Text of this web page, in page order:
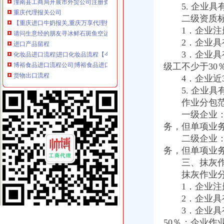
【重庆进口牛奶报关,重庆万享代理报关】-江北寸滩易登网
请问生意经的朋友寻冰鲜石斑鱼空运进口重庆口岸的报关报检代理公司
进口产品留程
化妆品进口流程|进口化妆品流程【今日推荐网】
博裕食品进口流程公司|博裕食品进口流程公司网站
货物出口流程
货物出口操作流程_中华文本库
海运货物具体出口流程-物流论坛-福步外贸论坛（FOBBusiness
出口代理公司
中国进出口代理网-进出口代理外贸综合服务平台
进口代理_进口代理公司_出口代理_出口代理公司_宁波瓯伟嘉工贸有限
海关物流公司
润衡海关物流管理系统【价格,厂家,求购,什麽品牌好】-中国制造
.润衡海关物流管理系统_企业管理软件吧_百度贴吧
海关清关公司
[华东]急！！！我的进口清关公司被海关查封了,怎么办？-报关报检-
济南邮局海关报关清关代理高清图片-济南东远国际货运代理有限公
重庆报关公司
【重庆进出口贸易公司报关重庆进出口贸易公司报关】价格_厂家_图
【重庆机场进口报关,重庆清关报关公司】价格_厂家_图片-Hc360慧
5. 企业具有
二级资质
1．企业注
2．企业具有
3．企业具有
级工不少于30
4．企业近3
5. 企业具有
作业分包
一级企业：
务，但单项业
二级企业：
务，但单项业
三、抹灰作
抹灰作业分
1．企业注
2．企业具有
3．企业具有